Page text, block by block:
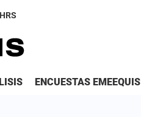
HRS
ENCUESTAS EMEEQUIS